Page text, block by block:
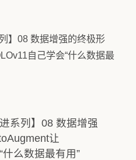
系列】08 数据增强
让
么数据最有用”